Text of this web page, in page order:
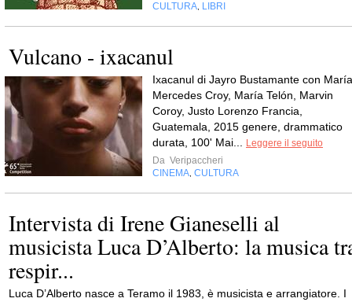
CULTURA LIBRI
Vulcano - ixacanul
Ixacanul di Jayro Bustamante con María
Mercedes Croy, María Telón, Marvin
Coroy, Justo Lorenzo Francia,
Guatemala, 2015 genere, drammatico
durata, 100' Mai...
Leggere il seguito
Da Veripaccheri
CINEMA CULTURA
Intervista di Irene Gianeselli al
musicista Luca D’Alberto: la musica
respir...
Luca D’Alberto nasce a Teramo il 1983, è musicista e arrangiatore. I